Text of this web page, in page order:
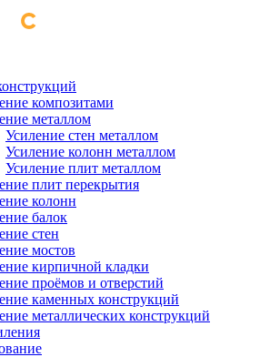
композитами
металлом
Усиление стен металлом
Усиление колонн металлом
Усиление плит металлом
плит перекрытия
колонн
балок
стен
мостов
кирпичной кладки
проёмов и отверстий
каменных конструкций
металлических конструкций